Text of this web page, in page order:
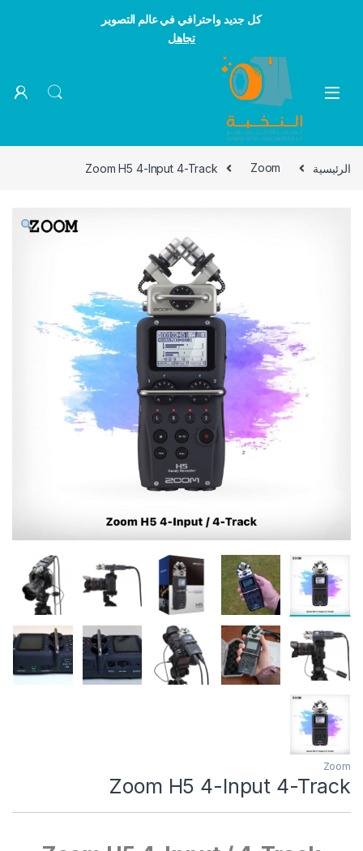
كل جديد واحترافي في عالم التصوير
تجاهل
الرئيسية Zoom
Zoom H5 4-Input 4-Track
Zoom
Zoom H5 4-Input 4-Track